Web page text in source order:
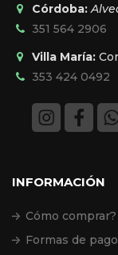
Córdoba:
351 564 2906
Villa María:
353 424 0492
INFORMACIÓN
Cómo comprar?
Formas de